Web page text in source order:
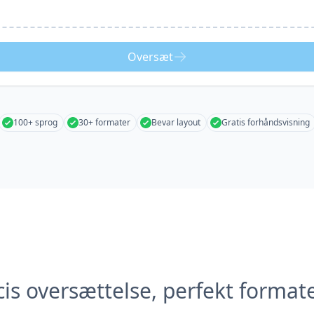
Oversæt
100+ sprog 30+ formater Bevar layout Gratis forhåndsvisning
oversættelse, perfekt